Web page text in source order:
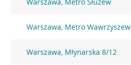
Warszawa, Metro Wawrzyszew
Warszawa, Młynarska 8/12